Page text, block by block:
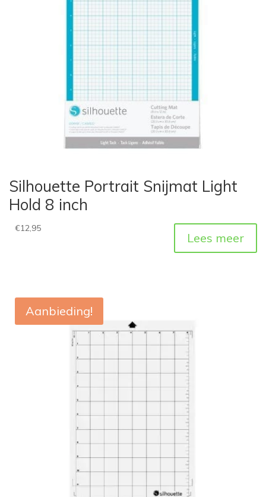
Silhouette Portrait Snijmat Light
Hold 8 inch
€12,95
Lees meer
Aanbieding!